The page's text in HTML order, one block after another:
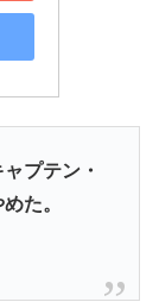
プテン・
た。